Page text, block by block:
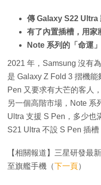
傳 Galaxy S22 Ultra
有了內置插槽，用家
Note 系列的「命運
2021 年，Samsung 沒有
是 Galaxy Z Fold 3 摺機
Pen 又要求有大芒的客人
另一個高階市場，Note 系
Ultra 支援 S Pen，多少也
S21 Ultra 不設 S Pen 插槽
【相關報道】三星研發最
至旗艦手機（下一頁）